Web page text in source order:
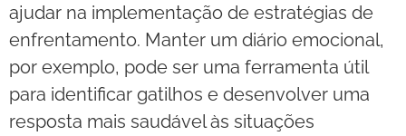
ajudar na implementação de estratégias de
enfrentamento. Manter um diário emocional,
por exemplo, pode ser uma ferramenta útil
para identificar gatilhos e desenvolver uma
resposta mais saudável às situações